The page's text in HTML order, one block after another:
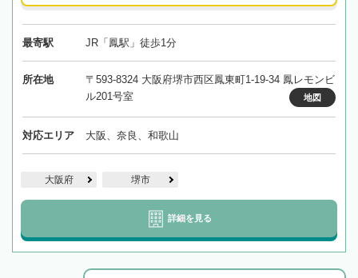
最寄駅 JR「鳳駅」徒歩1分
所在地
〒593-8324 大阪府堺市西区鳳東町1-19-34 鳳レモンビ
ル201号室
地図
対応エリア 大阪、奈良、和歌山
大阪府 堺市
詳細を見る